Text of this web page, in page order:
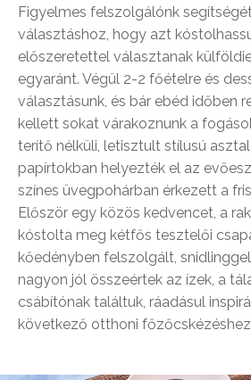
Figyelmes felszolgálónk
választáshoz, hogy azt
előszeretettel választanak
egyaránt. Végül 2-2 főételre és
választásunk, és bár ebéd időben
kellett sokat várakoznunk a
terítő nélküli, letisztult stílusú
papírtokban helyezték el az
színes üvegpohárban érkezett a
Először egy közös kedvencet, a
kóstolta meg kétfős tesztelői
kőedényben felszolgált,
nagyon jól összeértek az ízek, a
csábítónak találtuk, ráadásul
következő otthoni